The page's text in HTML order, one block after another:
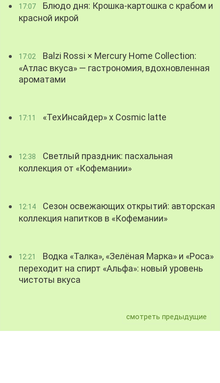
17:07
Блюдо дня: Крошка-картошка с крабом и
красной икрой
17:02
Balzi Rossi × Mercury Home Collection:
«Атлас вкуса» — гастрономия, вдохновленная
ароматами
17:11 «ТехИнсайдер» х Cosmic latte
12:38
Светлый праздник: пасхальная
коллекция от «Кофемании»
12:14
Сезон освежающих открытий: авторская
коллекция напитков в «Кофемании»
12:21
Водка «Талка», «Зелёная Марка» и «Роса»
переходит на спирт «Альфа»: новый уровень
чистоты вкуса
смотреть предыдущие